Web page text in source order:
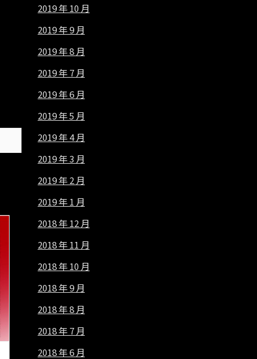
2019 年 10 月
2019 年 9 月
2019 年 8 月
2019 年 7 月
2019 年 6 月
2019 年 5 月
2019 年 4 月
2019 年 3 月
2019 年 2 月
2019 年 1 月
2018 年 12 月
2018 年 11 月
2018 年 10 月
2018 年 9 月
2018 年 8 月
2018 年 7 月
2018 年 6 月